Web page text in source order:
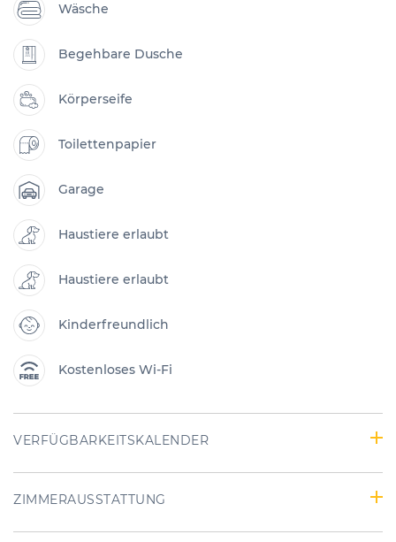
Wäsche
Begehbare Dusche
Körperseife
Toilettenpapier
Garage
Haustiere erlaubt
Haustiere erlaubt
Kinderfreundlich
Kostenloses Wi-Fi
VERFÜGBARKEITSKALENDER
ZIMMERAUSSTATTUNG